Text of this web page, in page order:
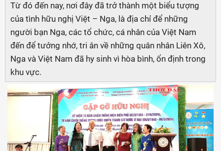
Từ đó đến nay, nơi đây đã trở thành một biểu tượng
của tình hữu nghị Việt – Nga, là địa chỉ để những
người bạn Nga, các tổ chức, cá nhân của Việt Nam
đến để tưởng nhớ, tri ân về những quân nhân Liên Xô,
Nga và Việt Nam đã hy sinh vì hòa bình, ổn định trong
khu vực.